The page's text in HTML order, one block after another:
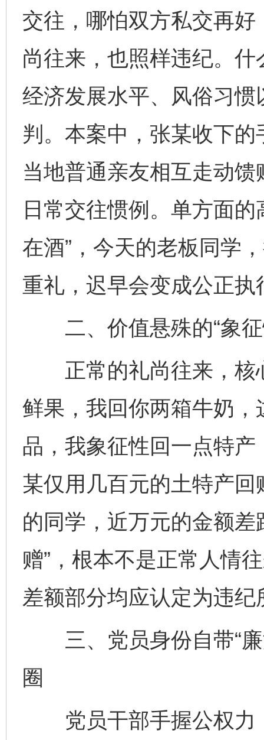
交往，哪怕双方私交再
尚往来，也照样违纪。什
经济发展水平、风俗习
判。本案中，张某收下
当地普通亲友相互走动
日常交往惯例。单方面的
在酒”，今天的老板同学
重礼，迟早会变成公正执
二、价值悬殊的“象征
正常的礼尚往来，核
鲜果，我回你两箱牛奶
品，我象征性回一点特
某仅用几百元的土特产
的同学，近万元的金额
赠”，根本不是正常人情
差额部分均应认定为违
三、党员身份自带“廉
圈
党员干部手握公权力